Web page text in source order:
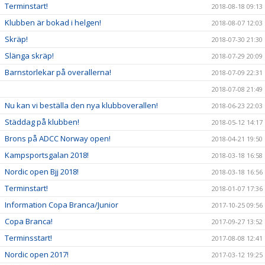
Terminstart! 2018-08-18 09:13
Klubben är bokad i helgen! 2018-08-07 12:03
Skräp! 2018-07-30 21:30
Slänga skräp! 2018-07-29 20:09
Barnstorlekar på overallerna!
2018-07-09 22:31
2018-07-08 21:49
Nu kan vi beställa den nya klubboverallen! 2018-06-23 22:03
Städdag på klubben! 2018-05-12 14:17
Brons på ADCC Norway open! 2018-04-21 19:50
Kampsportsgalan 2018! 2018-03-18 16:58
Nordic open Bjj 2018! 2018-03-18 16:56
Terminstart! 2018-01-07 17:36
Information Copa Branca/Junior 2017-10-25 09:56
Copa Branca! 2017-09-27 13:52
Terminsstart! 2017-08-08 12:41
Nordic open 2017! 2017-03-12 19:25